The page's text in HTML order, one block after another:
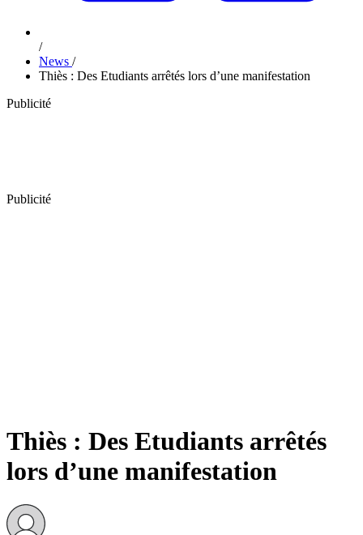
/
News /
Thiès : Des Etudiants arrêtés lors d’une manifestation
Publicité
Publicité
Thiès : Des Etudiants arrêtés
lors d’une manifestation